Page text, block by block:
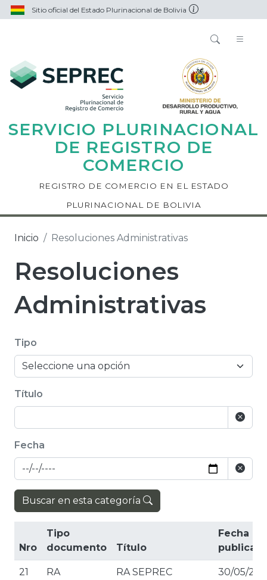
Sitio oficial del Estado Plurinacional de Bolivia
SERVICIO PLURINACIONAL
DE REGISTRO DE
COMERCIO
REGISTRO DE COMERCIO EN EL ESTADO
PLURINACIONAL DE BOLIVIA
Inicio Resoluciones Administrativas
Resoluciones
Administrativas
Tipo
Título
Fecha
Buscar en esta categoría
Nro
Tipo
documento
Título
Fecha de
21 RA
RA SEPREC
30/05/